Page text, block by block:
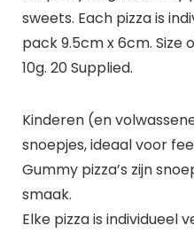
sweets. Each pizza is
pack 9.5cm x 6cm. Size
10g. 20 Supplied.
Kinderen (en
snoepjes, ideaal voor
Gummy pizza’s zijn
smaak.
Elke pizza is individueel